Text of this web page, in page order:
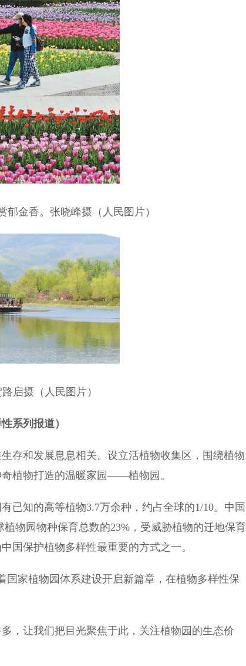
金香。张晓峰摄（人民图片）
启摄（人民图片）
系列报道）
和发展息息相关。设立活植物收集区，围绕植物
植物打造的温暖家园——植物园。
知的高等植物3.7万余种，约占全球的1/10。中国
物园物种保育总数的23%，受威胁植物的迁地保育
国保护植物多样性最重要的方式之一。
家植物园体系建设开启新篇章，在植物多样性保
让我们把目光聚焦于此，关注植物园的生态价